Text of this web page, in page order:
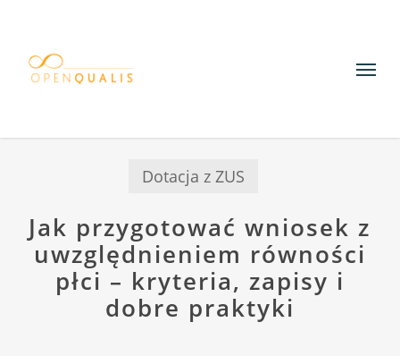
main
Menu
Dotacja z ZUS
Jak przygotować wniosek z
uwzględnieniem równości
płci – kryteria, zapisy i
dobre praktyki